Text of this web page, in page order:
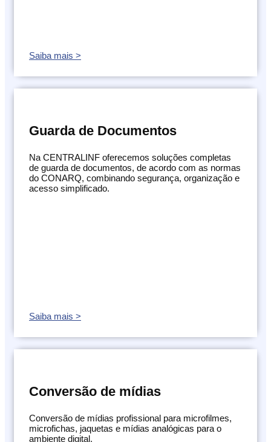
Saiba mais >
Guarda de Documentos
Na CENTRALINF oferecemos soluções completas
de guarda de documentos, de acordo com as normas
do CONARQ, combinando segurança, organização e
acesso simplificado.
Saiba mais >
Conversão de mídias
Conversão de mídias profissional para microfilmes,
microfichas, jaquetas e mídias analógicas para o
ambiente digital.